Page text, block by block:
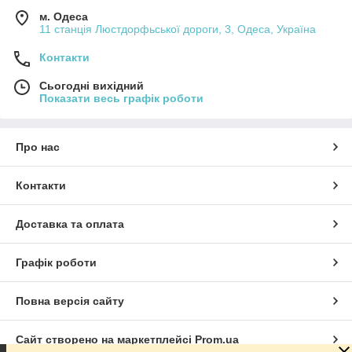
причину (тобто вчасно не замінити фільтр), згодом може
знадобитися серйозний і недешевий ремонт.
Як часто потрібно міняти паливний фільтр?
Як правило, проводити заміну паливного фільтра слід у
середньому кожні 20–30 тис. км. Але краще звіритись з
м. Одеса
11 станція Люстдорфьської дороги, 3, Одеса, Україна
Контакти
Сьогодні вихідний
Показати весь графік роботи
Про нас
Контакти
Доставка та оплата
Графік роботи
Повна версія сайту
Сайт створено на маркетплейсі Prom.ua